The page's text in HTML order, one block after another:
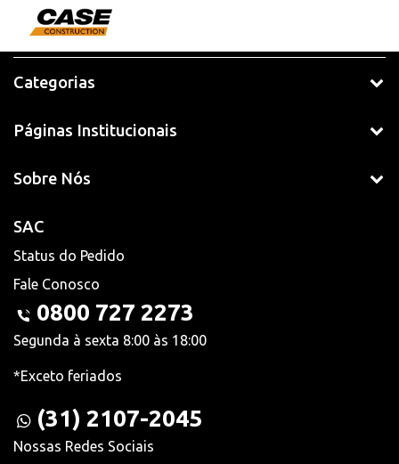
Categorias
Páginas Institucionais
Sobre Nós
SAC
Status do Pedido
Fale Conosco
0800 727 2273
Segunda à sexta 8:00 às 18:00
*Exceto feriados
(31) 2107-2045
Nossas Redes Sociais